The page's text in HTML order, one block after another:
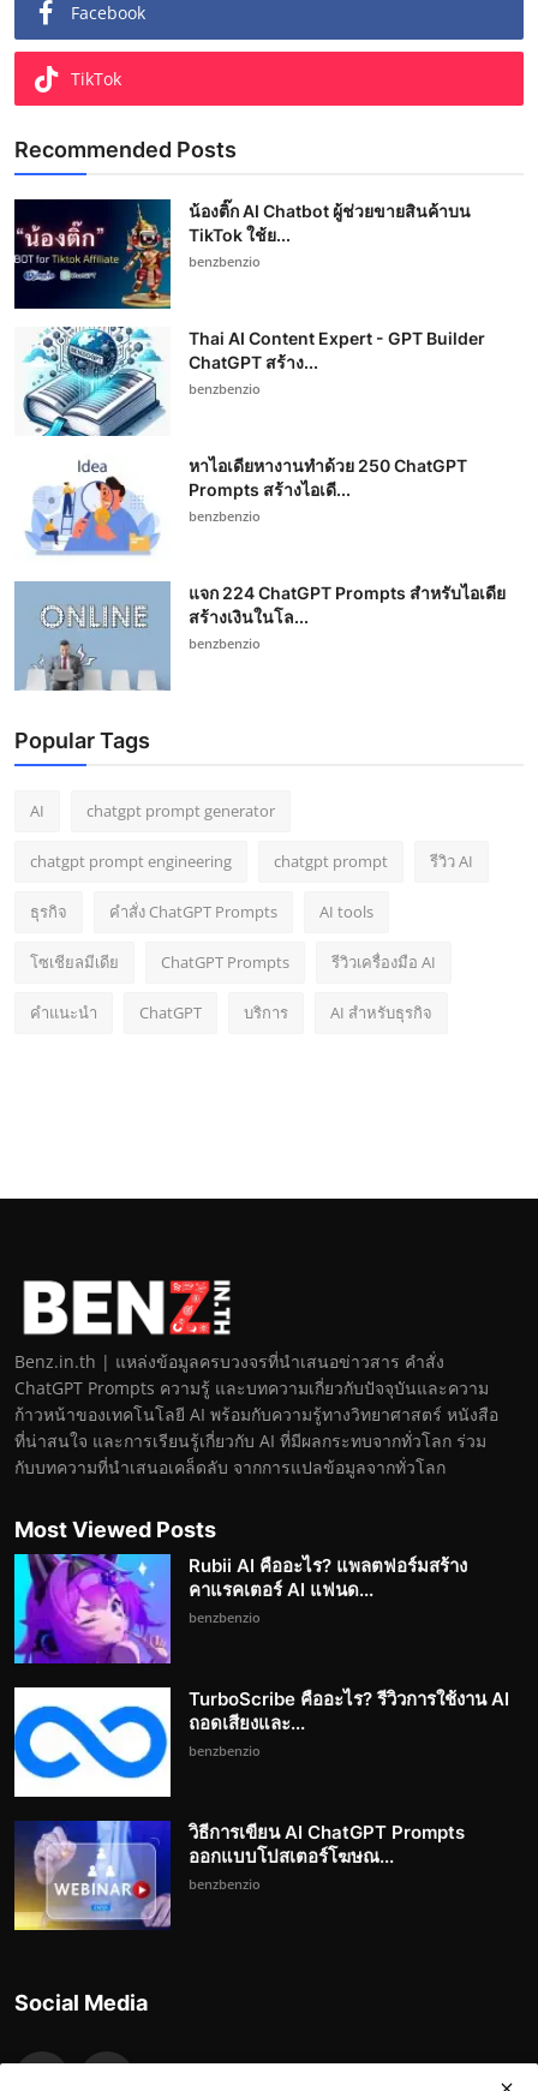
Facebook
TikTok
Recommended Posts
น้องติ๊ก AI Chatbot ผู้ช่วยขายสินค้าบน
TikTok ใช้ย...
benzbenzio
Thai AI Content Expert - GPT Builder
ChatGPT สร้าง...
benzbenzio
หาไอเดียหางานทำด้วย 250 ChatGPT
Prompts สร้างไอเดี...
benzbenzio
แจก 224 ChatGPT Prompts สำหรับไอเดีย
สร้างเงินในโล...
benzbenzio
Popular Tags
AI chatgpt prompt generator
chatgpt prompt engineering chatgpt prompt รีวิว AI
ธุรกิจ คำสั่ง ChatGPT Prompts AI tools
โซเชียลมีเดีย ChatGPT Prompts รีวิวเครื่องมือ AI
คำแนะนำ ChatGPT บริการ AI สำหรับธุรกิจ
Benz.in.th | แหล่งข้อมูลครบวงจรที่นำเสนอข่าวสาร คำสั่ง
ChatGPT Prompts ความรู้ และบทความเกี่ยวกับปัจจุบันและความ
ก้าวหน้าของเทคโนโลยี AI พร้อมกับความรู้ทางวิทยาศาสตร์ หนังสือ
ที่น่าสนใจ และการเรียนรู้เกี่ยวกับ AI ที่มีผลกระทบจากทั่วโลก ร่วม
กับบทความที่นำเสนอเคล็ดลับ จากการแปลข้อมูลจากทั่วโลก
Most Viewed Posts
Rubii AI คืออะไร? แพลตฟอร์มสร้าง
คาแรคเตอร์ AI แฟนด...
benzbenzio
TurboScribe คืออะไร? รีวิวการใช้งาน AI
ถอดเสียงและ...
benzbenzio
วิธีการเขียน AI ChatGPT Prompts
ออกแบบโปสเตอร์โฆษณ...
benzbenzio
Social Media